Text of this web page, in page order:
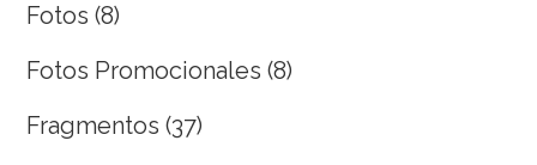
Fotos (8)
Fotos Promocionales (8)
Fragmentos (37)